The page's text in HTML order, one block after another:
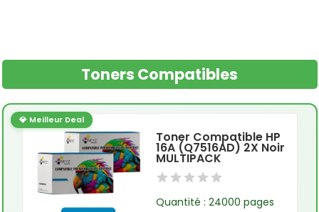
Toners Compatibles
💎 Meilleur Deal
Toner Compatible HP
16A (Q7516AD) 2X Noir
MULTIPACK
Quantité : 24000 pages